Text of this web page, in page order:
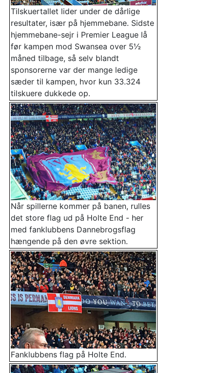
Tilskuertallet lider under de dårlige
resultater, især på hjemmebane. Sidste
hjemmebane-sejr i Premier League lå
før kampen mod Swansea over 5½
måned tilbage, så selv blandt
sponsorerne var der mange ledige
sæder til kampen, hvor kun 33.324
tilskuere dukkede op.
Når spillerne kommer på banen, rulles
det store flag ud på Holte End - her
med fanklubbens Dannebrogsflag
hængende på den øvre sektion.
Fanklubbens flag på Holte End.